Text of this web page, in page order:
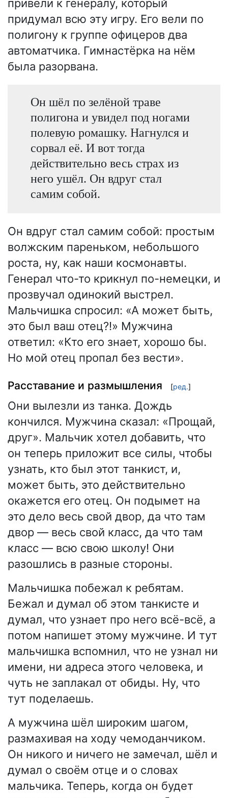
привели к генералу, который
придумал всю эту игру. Его вели по
полигону к группе офицеров два
автоматчика. Гимнастёрка на нём
была разорвана.
Он шёл по зелёной траве
полигона и увидел под ногами
полевую ромашку. Нагнулся и
сорвал её. И вот тогда
действительно весь страх из
него ушёл. Он вдруг стал
самим собой.
Он вдруг стал самим собой: простым
волжским пареньком, небольшого
роста, ну, как наши космонавты.
Генерал что-то крикнул по-немецки, и
прозвучал одинокий выстрел.
Мальчишка спросил: «А может быть,
это был ваш отец?!» Мужчина
ответил: «Кто его знает, хорошо бы.
Но мой отец пропал без вести».
Расставание и размышления [ред.]
Они вылезли из танка. Дождь
кончился. Мужчина сказал: «Прощай,
друг». Мальчик хотел добавить, что
он теперь приложит все силы, чтобы
узнать, кто был этот танкист, и,
может быть, это действительно
окажется его отец. Он подымет на
это дело весь свой двор, да что там
двор — весь свой класс, да что там
класс — всю свою школу! Они
разошлись в разные стороны.
Мальчишка побежал к ребятам.
Бежал и думал об этом танкисте и
думал, что узнает про него всё-всё, а
потом напишет этому мужчине. И тут
мальчишка вспомнил, что не узнал ни
имени, ни адреса этого человека, и
чуть не заплакал от обиды. Ну, что
тут поделаешь.
А мужчина шёл широким шагом,
размахивая на ходу чемоданчиком.
Он никого и ничего не замечал, шёл и
думал о своём отце и о словах
мальчика. Теперь, когда он будет